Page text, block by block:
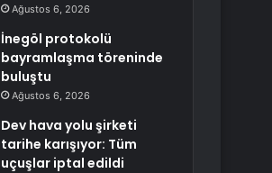
Ağustos 6, 2026
İnegöl protokolü
bayramlaşma töreninde
buluştu
Ağustos 6, 2026
Dev hava yolu şirketi
tarihe karışıyor: Tüm
uçuşlar iptal edildi